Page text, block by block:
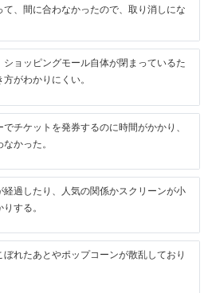
て、間に合わなかったので、取り消しにな
ショッピングモール自体が閉まっているた
がわかりにくい。
チケットを発券するのに時間がかかり、
かった。
経過したり、人気の関係かスクリーンが小
する。
ぼれたあとやポップコーンが散乱しており